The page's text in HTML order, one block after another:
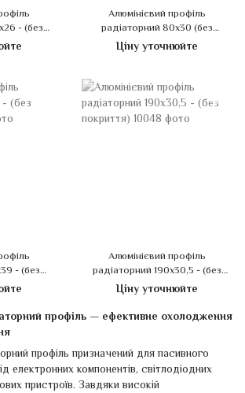
- (без
Алюмінієвий профіль
радіаторний 80х30 (без
покриття)
Ціну уточнюйте
- (без
Алюмінієвий профіль
радіаторний 190х30,5 - (без
покриття)
Ціну уточнюйте
профіль — ефективне охолодження
профіль призначений для пасивного
електронних компонентів, світлодіодних
пристроїв. Завдяки високій